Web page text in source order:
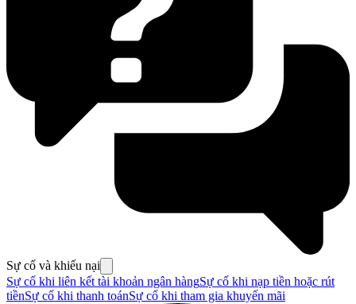
Sự cố và khiếu nại
Sự cố khi liên kết tài khoản ngân hàngSự cố khi nạp tiền hoặc rút
tiềnSự cố khi thanh toánSự cố khi tham gia khuyến mãi